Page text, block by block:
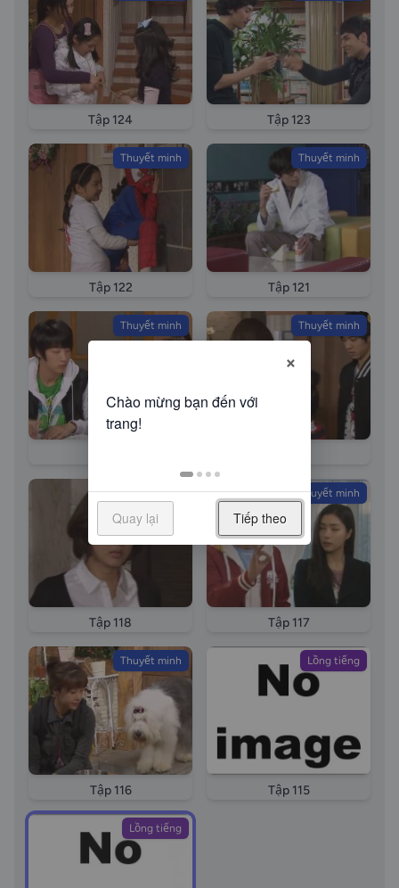
114 long tieng Through the Roof High Kick 2 tap 114
long tieng tap 114 long tieng Tap 114 long tieng
episode114 long tieng Gia dinh la so 1 phan 2 phan tap
114 long tieng Gia dinh la so 1 phan 2 phan tap Tap
114 long tieng episode 114 Through the Roof High
Kick episode 114 Gia dinh la so mot episode 114
Tập 124 Tập 123
Thuyết minh
Tập 122
Thuyết minh
Tập 121
Thuyết minh Thuyết minh
Thuyết minh
Tập 118
Thuyết minh
Tập 117
Thuyết minh
Tập 116
Lồng tiếng
Tập 115
Lồng tiếng
×
Quay lại Tiếp theo